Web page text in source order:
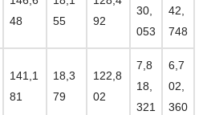
48
55
92
30,
053
42,
748
141,1
81
18,3
79
122,8
02
7,8
18,
321
6,7
02,
360